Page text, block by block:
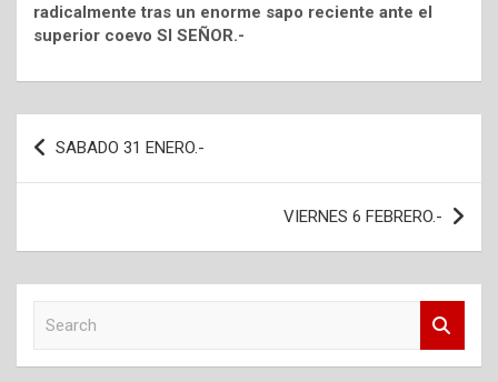
radicalmente tras un enorme sapo reciente ante el
superior coevo SI SEÑOR.-
Navegación
de
SABADO 31 ENERO.-
VIERNES 6 FEBRERO.-